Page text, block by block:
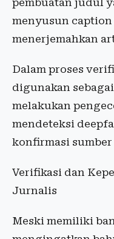
pembuatan judul
menyusun
menerjemahkan
Dalam proses
digunakan
melakukan
mendeteksi
konfirmasi
Verifikasi dan
Jurnalis
Meski memiliki